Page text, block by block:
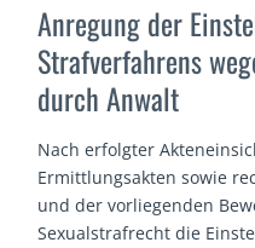
Anregung der
Strafverfahrens
durch Anwalt
Nach erfolgter
Ermittlungsakten sowie
und der vorliegenden
Sexualstrafrecht die